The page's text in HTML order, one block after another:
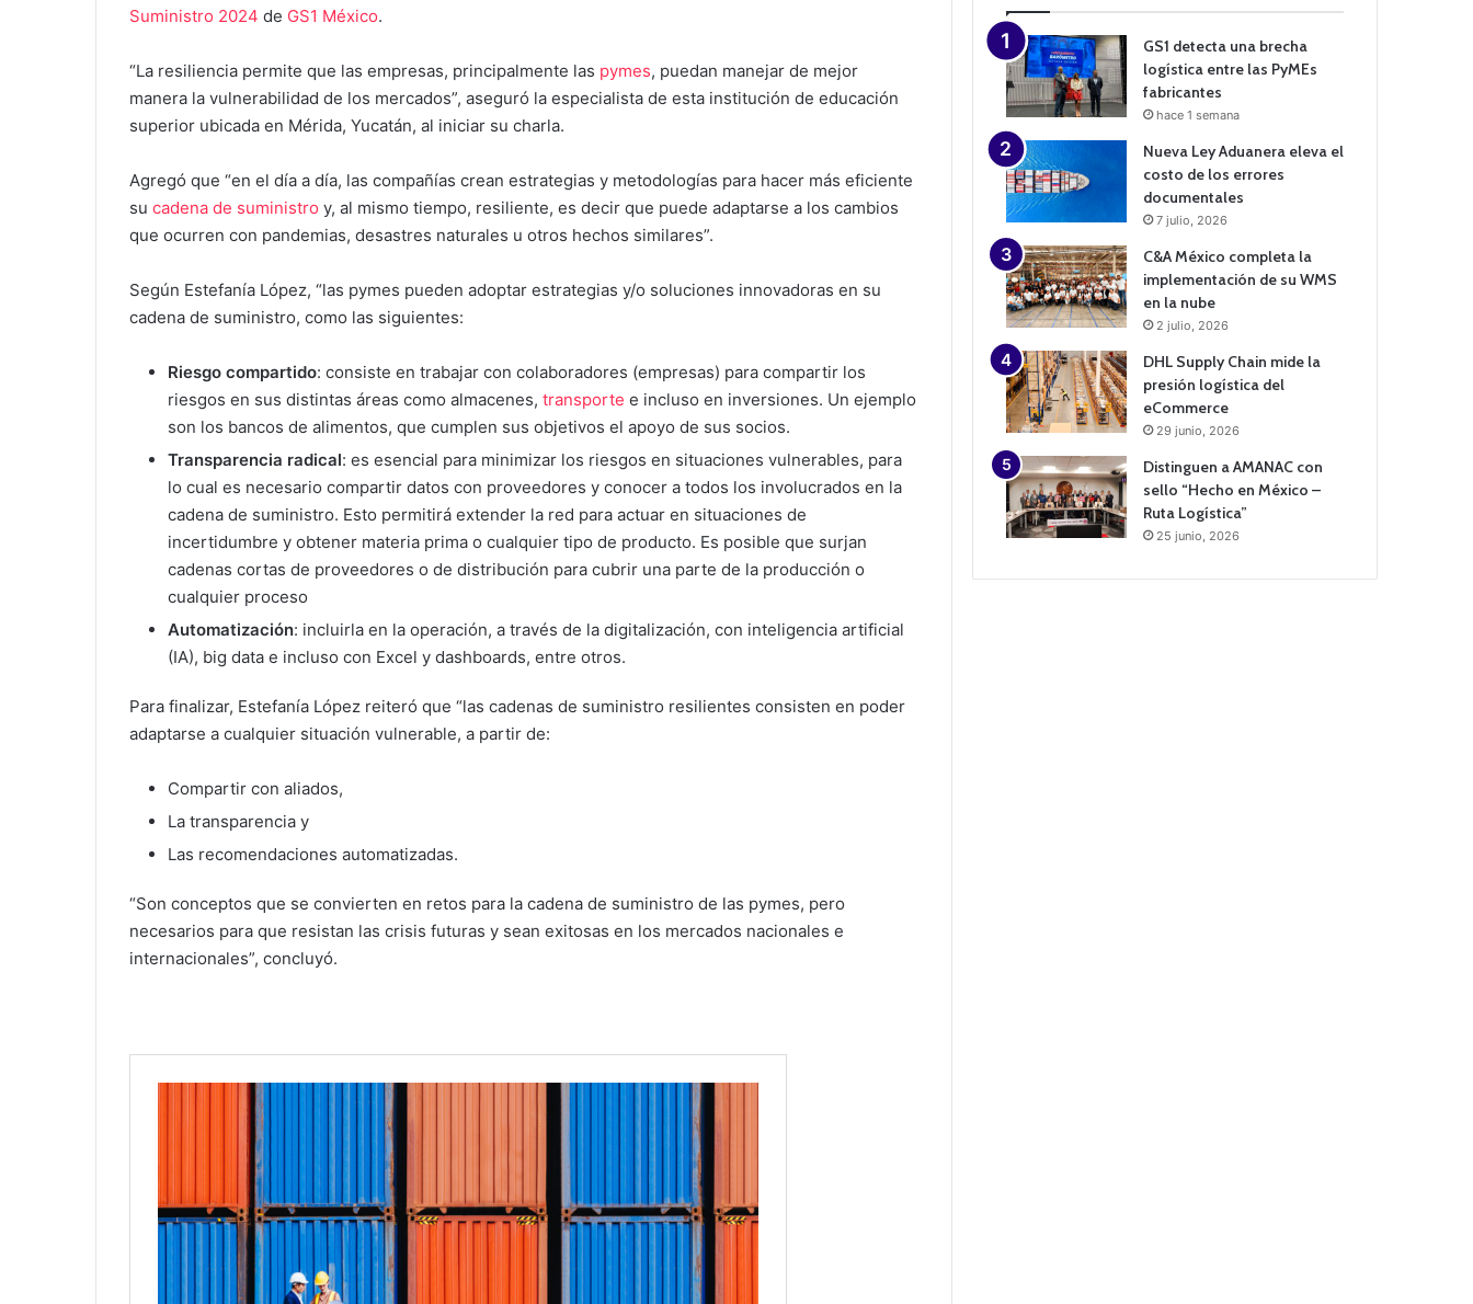
Suministro 2024 de GS1 México.
“La resiliencia permite que las empresas, principalmente las pymes, puedan manejar de mejor
manera la vulnerabilidad de los mercados”, aseguró la especialista de esta institución de educación
superior ubicada en Mérida, Yucatán, al iniciar su charla.
Agregó que “en el día a día, las compañías crean estrategias y metodologías para hacer más eficiente
su cadena de suministro y, al mismo tiempo, resiliente, es decir que puede adaptarse a los cambios
que ocurren con pandemias, desastres naturales u otros hechos similares”.
Según Estefanía López, “las pymes pueden adoptar estrategias y/o soluciones innovadoras en su
cadena de suministro, como las siguientes:
Riesgo compartido: consiste en trabajar con colaboradores (empresas) para compartir los
riesgos en sus distintas áreas como almacenes, transporte e incluso en inversiones. Un ejemplo
son los bancos de alimentos, que cumplen sus objetivos el apoyo de sus socios.
Transparencia radical: es esencial para minimizar los riesgos en situaciones vulnerables, para
lo cual es necesario compartir datos con proveedores y conocer a todos los involucrados en la
cadena de suministro. Esto permitirá extender la red para actuar en situaciones de
incertidumbre y obtener materia prima o cualquier tipo de producto. Es posible que surjan
cadenas cortas de proveedores o de distribución para cubrir una parte de la producción o
cualquier proceso
Automatización: incluirla en la operación, a través de la digitalización, con inteligencia artificial
(IA), big data e incluso con Excel y dashboards, entre otros.
Para finalizar, Estefanía López reiteró que “las cadenas de suministro resilientes consisten en poder
adaptarse a cualquier situación vulnerable, a partir de:
Compartir con aliados,
La transparencia y
Las recomendaciones automatizadas.
“Son conceptos que se convierten en retos para la cadena de suministro de las pymes, pero
necesarios para que resistan las crisis futuras y sean exitosas en los mercados nacionales e
internacionales”, concluyó.
GS1 detecta una brecha
logística entre las PyMEs
fabricantes
hace 1 semana
Nueva Ley Aduanera eleva el
costo de los errores
documentales
7 julio, 2026
C&A México completa la
implementación de su WMS
en la nube
2 julio, 2026
DHL Supply Chain mide la
presión logística del
eCommerce
29 junio, 2026
Distinguen a AMANAC con
sello “Hecho en México –
Ruta Logística”
25 junio, 2026